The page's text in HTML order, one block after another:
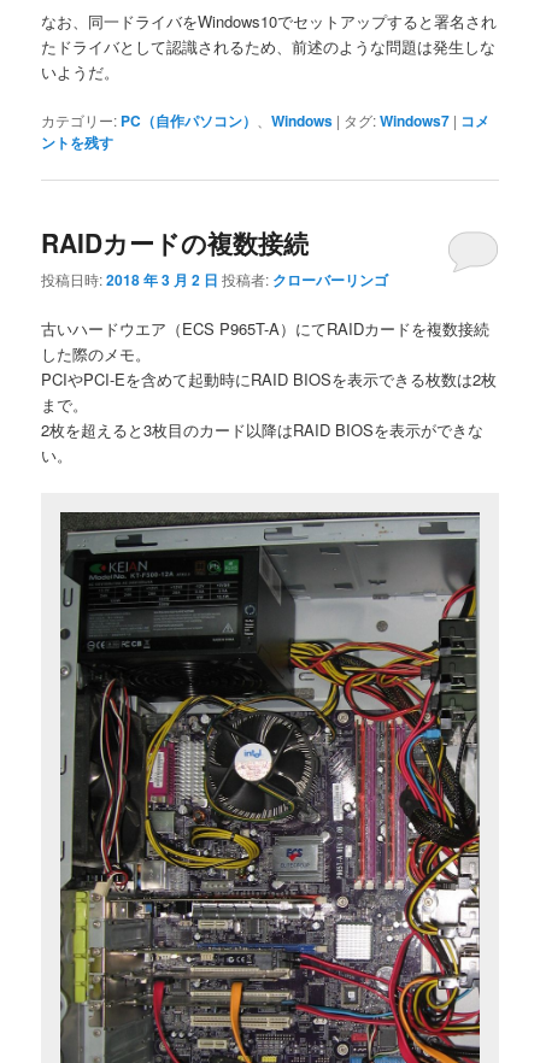
なお、同一ドライバをWindows10でセットアップすると署名され
たドライバとして認識されるため、前述のような問題は発生しな
いようだ。
カテゴリー: PC（自作パソコン） 、Windows | タグ:Windows7 | コメ
ントを残す
RAIDカードの複数接続
投稿日時:2018 年 3 月 2 日 投稿者: クローバーリンゴ
古いハードウエア（ECS P965T-A）にてRAIDカードを複数接続
した際のメモ。
PCIやPCI-Eを含めて起動時にRAID BIOSを表示できる枚数は2枚
まで。
2枚を超えると3枚目のカード以降はRAID BIOSを表示ができな
い。